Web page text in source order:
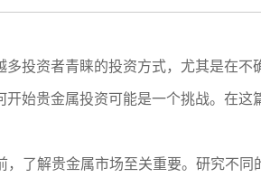
多投资者青睐的投资方式，尤其是在
始贵金属投资可能是一个挑战。在
，了解贵金属市场至关重要。研究不